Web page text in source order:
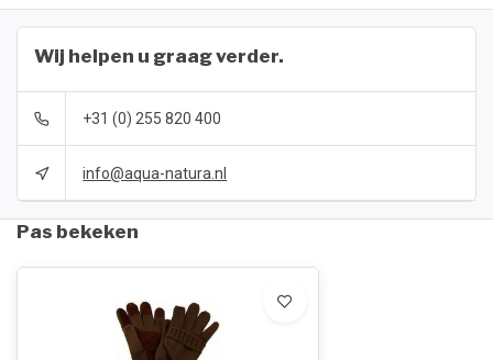
Wij helpen u graag verder.
+31 (0) 255 820 400
info@aqua-natura.nl
Pas bekeken